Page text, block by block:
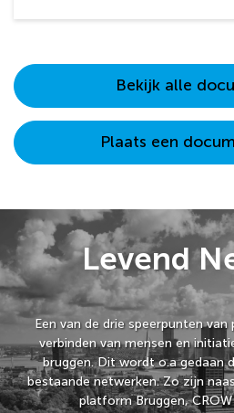
Bekijk alle
Plaats een
Levend
Een van de drie speerpunten
verbinden van mensen en
bruggen. Dit wordt o.a gedaan
bestaande netwerken. Zo zijn
platform Bruggen,